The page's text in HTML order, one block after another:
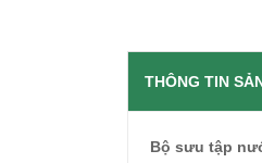
THÔNG TIN
Bộ sưu tập